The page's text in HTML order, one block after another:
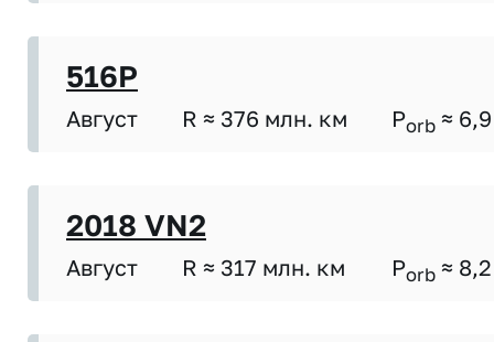
516P
Август R ≈ 376 млн. км Porb ≈ 6,9
2018 VN2
Август R ≈ 317 млн. км Porb ≈ 8,2